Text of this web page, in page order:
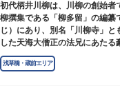
初代柄井川柳は、川柳の創始者
柳撰集である「柳多留」の編纂
じ）にあり、別名「川柳寺」
した天海大僧正の法兄にあた
王の梵字を刻んだ板碑が境内に
浅草橋・蔵前エリア